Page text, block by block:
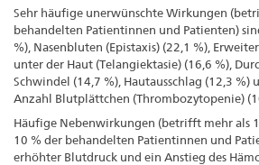
Sehr häufige unerwünschte Wirkungen
behandelten Patientinnen und Patienten)
%), Nasenbluten (Epistaxis) (22,1 %),
unter der Haut (Telangiektasie) (16,6 %),
Schwindel (14,7 %), Hautausschlag (12,3 %)
Anzahl Blutplättchen (Thrombozytopenie)
Häufige Nebenwirkungen (betrifft mehr als
10 % der behandelten Patientinnen und
erhöhter Blutdruck und ein Anstieg des